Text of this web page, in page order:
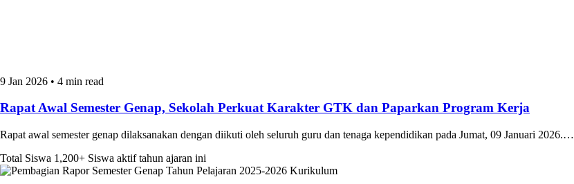
9 Jan 2026 • 4 min read
Rapat Awal Semester Genap, Sekolah Perkuat Karakter GTK dan Paparkan Program Kerja
Rapat awal semester genap dilaksanakan dengan diikuti oleh seluruh guru dan tenaga kependidikan pada Jumat, 09 Januari 2026.…
Total Siswa 1,200+ Siswa aktif tahun ajaran ini
Kurikulum